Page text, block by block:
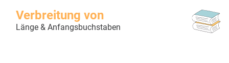
Verbreitung von
Länge & Anfangsbuchstaben